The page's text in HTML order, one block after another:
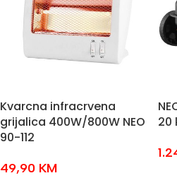
Kvarcna infracrvena
grijalica 400W/800W NEO
90-112
49,90 KM
20